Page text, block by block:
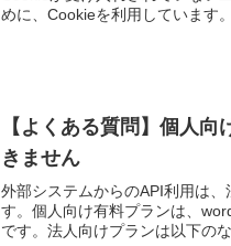
めに、Cookieを利用しています
【よくある質問】個人
きません
外部システムからのAPI利用は
す。個人向け有料プランは、
です。法人向けプランは以下のな